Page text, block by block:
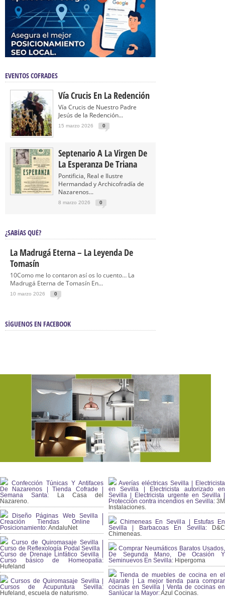
EVENTOS COFRADES
Vía Crucis En La Redención
Vía Crucis de Nuestro Padre
Jesús de la Redención...
15 marzo 2026 0
Septenario A La Virgen De
La Esperanza De Triana
Pontificia, Real e Ilustre
Hermandad y Archicofradía de
Nazarenos...
8 marzo 2026 0
¿SABÍAS QUÉ?
La Madrugá Eterna – La Leyenda De
Tomasín
10Como me lo contaron así os lo cuento… La
Madrugá Eterna de Tomasín En...
10 marzo 2026 0
SÍGUENOS EN FACEBOOK
Confección Túnicas Y Antifaces
De Nazarenos | Tienda Cofrade |
Semana Santa: La Casa del
Nazareno.
Diseño Páginas Web Sevilla |
Creación Tiendas Online |
Posicionamiento:AndaluNet
Curso de Quiromasaje Sevilla |
Curso de Reflexología Podal Sevilla |
Curso de Drenaje Linfático Sevilla |
Curso básico de Homeopatía:
Hufeland
Cursos de Quiromasaje Sevilla |
Cursos de Acupuntura Sevilla:
Hufeland, escuela de naturismo.
Averías eléctricas Sevilla | Electricista
en Sevilla | Electricista autorizado en
Sevilla | Electricista urgente en Sevilla |
Protección contra incendios en Sevilla:3M
Instalaciones.
Chimeneas En Sevilla | Estufas En
Sevilla | Barbacoas En Sevilla:D&C
Chimeneas.
Comprar Neumáticos Baratos Usados,
De Segunda Mano, De Ocasión Y
Seminuevos En Sevilla: Hipergoma
Tienda de muebles de cocina en el
Aljarafe | La mejor tienda para comprar
cocinas en Sevilla | Venta de cocinas en
Sanlúcar la Mayor:Azul Cocinas.